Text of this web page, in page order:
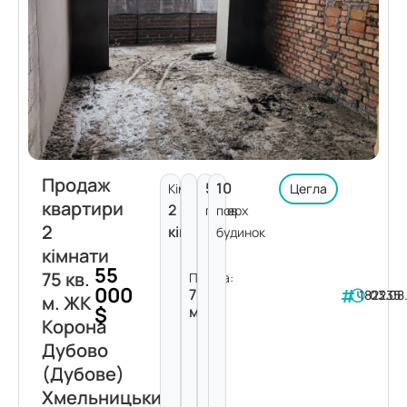
Продаж
квартири
2
кімнати
75 кв.
м. ЖК
Корона
Дубово
(Дубове)
Хмельницький
55
000
$
Кімнат:
2
кімнати
Площа:
75
м²
5
поверх
10
пов.
будинок
Цегла
182235